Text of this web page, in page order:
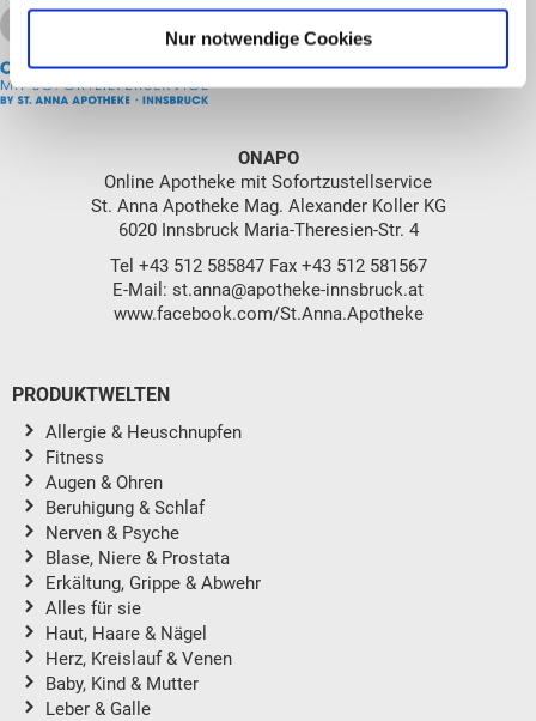
Nur notwendige Cookies
ONAPO
Online Apotheke mit Sofortzustellservice
St. Anna Apotheke Mag. Alexander Koller KG
6020 Innsbruck Maria-Theresien-Str. 4
Tel +43 512 585847Fax +43 512 581567
E-Mail: st.anna@apotheke-innsbruck.at
www.facebook.com/St.Anna.Apotheke
PRODUKTWELTEN
Allergie & Heuschnupfen
Fitness
Augen & Ohren
Beruhigung & Schlaf
Nerven & Psyche
Blase, Niere & Prostata
Erkältung, Grippe & Abwehr
Alles für sie
Haut, Haare & Nägel
Herz, Kreislauf & Venen
Baby, Kind & Mutter
Leber & Galle